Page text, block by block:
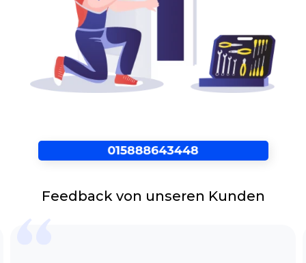
Sie sich auf die erfahrene Fachmänner
vollkommen verlassen, ohne mit einem
schlechten Empfindung da zu stehen. Durch
einen Vorort-Termin können Ihre Wünsche bis
ins kleinste Detail berücksichtigt werden.
Kontaktieren Sie unseren verlässlichen
verschlossener Tür, plötzlich zugefallener oder
versehentlich zugezogener Tür stehen sollten.
Spezialisten vor Ort und lösen Ihren
Anordnung. Um Sie so schnell wie möglich aus
der misslichen Lage zu helfen.
Feedback von unseren Kunden